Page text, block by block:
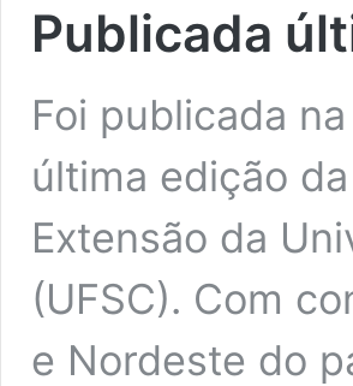
Publicada
Foi publicada
última edição
Extensão da
(UFSC). Com
e Nordeste do